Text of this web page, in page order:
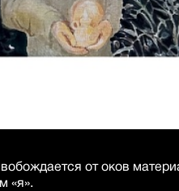
от оков
«я».